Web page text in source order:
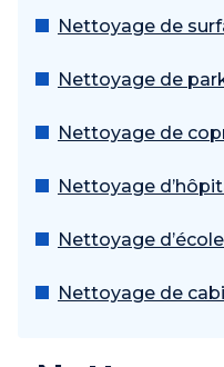
Nettoyage de
Nettoyage de
Nettoyage de
Nettoyage
Nettoyage
Nettoyage de